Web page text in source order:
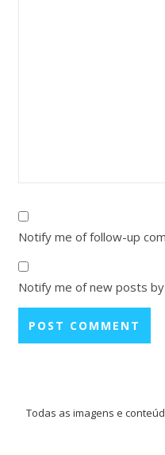
Notify me of follow-up
Notify me of new posts by
Todas as imagens e